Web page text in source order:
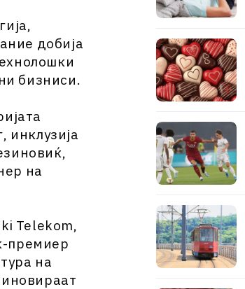
добија
бизниси.
инклузија
на
Telekom,
премиер
на